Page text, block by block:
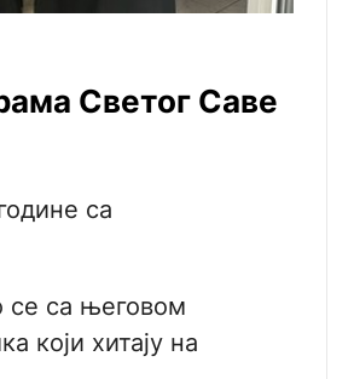
Светог Саве
са
се са његовом
који хитају на